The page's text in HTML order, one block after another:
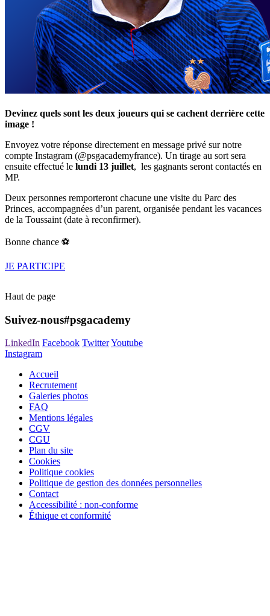
Devinez quels sont les deux joueurs qui se cachent derrière cette
image !
Envoyez votre réponse directement en message privé sur notre
compte Instagram (@psgacademyfrance). Un tirage au sort sera
ensuite effectué le lundi 13 juillet, les gagnants seront contactés en
MP.
Deux personnes remporteront chacune une visite du Parc des
Princes, accompagnées d’un parent, organisée pendant les vacances
de la Toussaint (date à reconfirmer).
Bonne chance ⚽
JE PARTICIPE
Haut de page
Suivez-nous#psgacademy
LinkedIn Facebook TwitterYoutube
Instagram
Accueil
Recrutement
Galeries photos
FAQ
Mentions légales
CGV
CGU
Plan du site
Cookies
Politique cookies
Politique de gestion des données personnelles
Contact
Accessibilité : non-conforme
Éthique et conformité